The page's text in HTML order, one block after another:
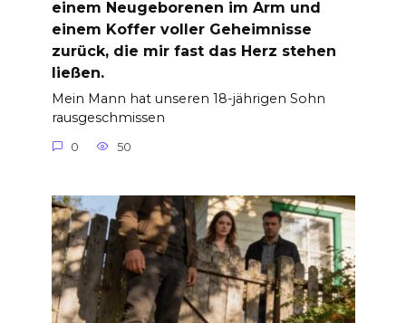
einem Neugeborenen im Arm und
einem Koffer voller Geheimnisse
zurück, die mir fast das Herz stehen
ließen.
Mein Mann hat unseren 18-jährigen Sohn
rausgeschmissen
0 50